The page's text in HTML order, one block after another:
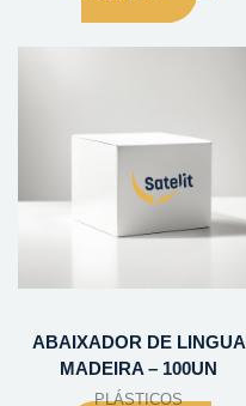
ABAIXADOR DE LINGUA
MADEIRA – 100UN
PLÁSTICOS